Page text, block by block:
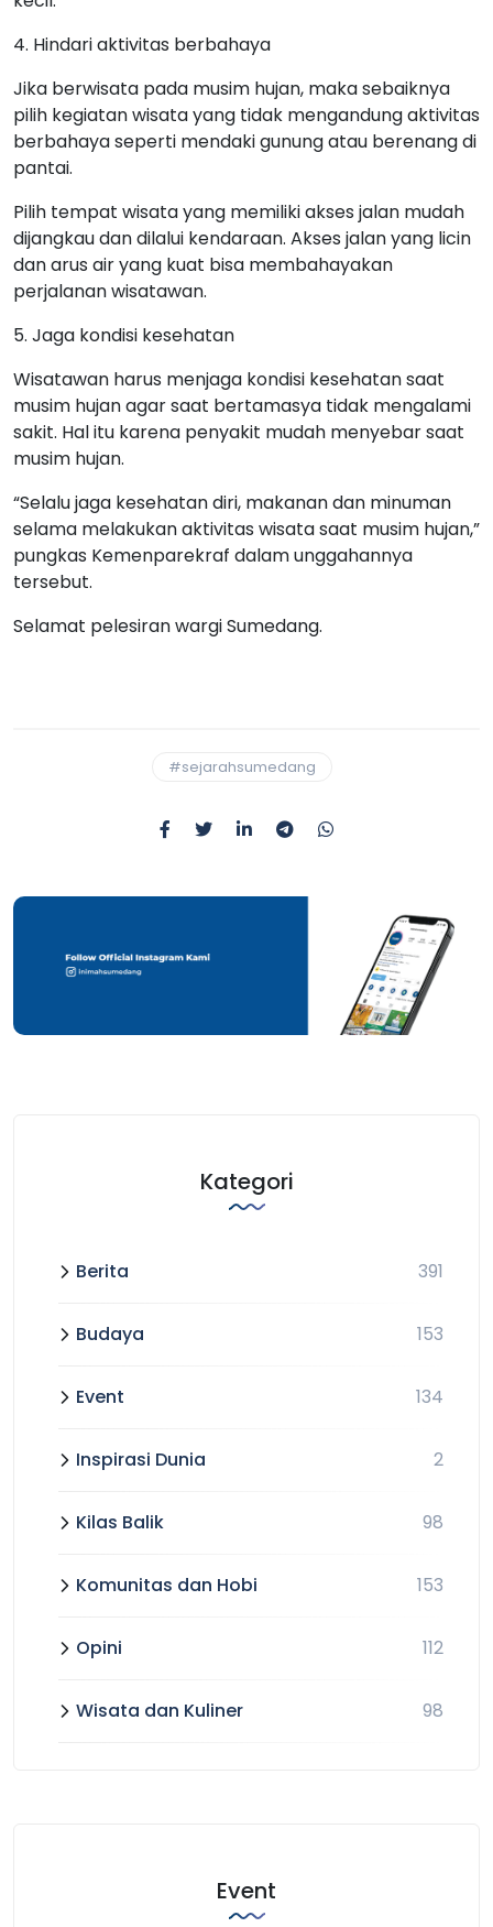
4. Hindari aktivitas berbahaya
Jika berwisata pada musim hujan, maka sebaiknya
pilih kegiatan wisata yang tidak mengandung aktivitas
berbahaya seperti mendaki gunung atau berenang di
pantai.
Pilih tempat wisata yang memiliki akses jalan mudah
dijangkau dan dilalui kendaraan. Akses jalan yang licin
dan arus air yang kuat bisa membahayakan
perjalanan wisatawan.
5. Jaga kondisi kesehatan
Wisatawan harus menjaga kondisi kesehatan saat
musim hujan agar saat bertamasya tidak mengalami
sakit. Hal itu karena penyakit mudah menyebar saat
musim hujan.
“Selalu jaga kesehatan diri, makanan dan minuman
selama melakukan aktivitas wisata saat musim hujan,”
pungkas Kemenparekraf dalam unggahannya
tersebut.
Selamat pelesiran wargi Sumedang.
#sejarahsumedang
Kategori
Berita 391
Budaya 153
Event 134
Inspirasi Dunia 2
Kilas Balik 98
Komunitas dan Hobi 153
Opini 112
Wisata dan Kuliner 98
Event